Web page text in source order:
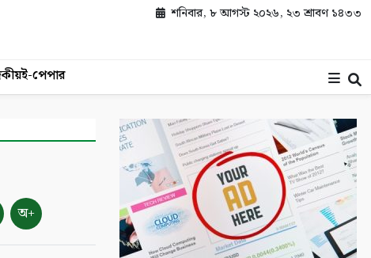
শনিবার, ৮ আগস্ট ২০২৬, ২৩ শ্রাবণ ১৪৩৩
ই-পেপার
অ+